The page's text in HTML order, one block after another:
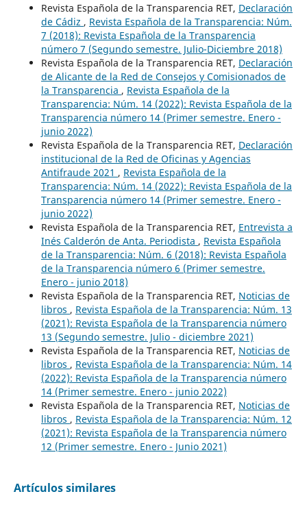
Revista Española de la Transparencia RET, Declaración
de Cádiz , Revista Española de la Transparencia: Núm.
7 (2018): Revista Española de la Transparencia
número 7 (Segundo semestre. Julio-Diciembre 2018)
Revista Española de la Transparencia RET, Declaración
de Alicante de la Red de Consejos y Comisionados de
la Transparencia , Revista Española de la
Transparencia: Núm. 14 (2022): Revista Española de la
Transparencia número 14 (Primer semestre. Enero -
junio 2022)
Revista Española de la Transparencia RET, Declaración
institucional de la Red de Oficinas y Agencias
Antifraude 2021 , Revista Española de la
Transparencia: Núm. 14 (2022): Revista Española de la
Transparencia número 14 (Primer semestre. Enero -
junio 2022)
Revista Española de la Transparencia RET, Entrevista a
Inés Calderón de Anta. Periodista , Revista Española
de la Transparencia: Núm. 6 (2018): Revista Española
de la Transparencia número 6 (Primer semestre.
Enero - junio 2018)
Revista Española de la Transparencia RET, Noticias de
libros , Revista Española de la Transparencia: Núm. 13
(2021): Revista Española de la Transparencia número
13 (Segundo semestre. Julio - diciembre 2021)
Revista Española de la Transparencia RET, Noticias de
libros , Revista Española de la Transparencia: Núm. 14
(2022): Revista Española de la Transparencia número
14 (Primer semestre. Enero - junio 2022)
Revista Española de la Transparencia RET, Noticias de
libros , Revista Española de la Transparencia: Núm. 12
(2021): Revista Española de la Transparencia número
12 (Primer semestre. Enero - Junio 2021)
Artículos similares